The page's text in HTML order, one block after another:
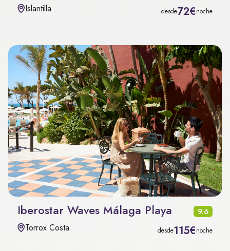
Islantilla desde72€noche
Iberostar Waves Málaga Playa 9.6
Torrox Costa desde115€noche